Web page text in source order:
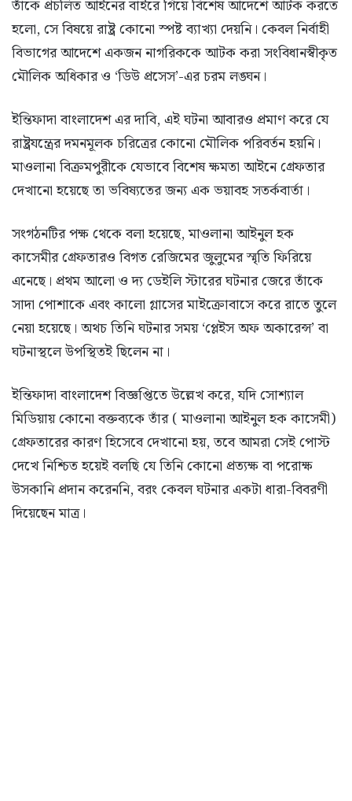
তাঁকে প্রচলিত আইনের বাইরে গিয়ে বিশেষ আদেশে আটক করতে
হলো, সে বিষয়ে রাষ্ট্র কোনো স্পষ্ট ব্যাখ্যা দেয়নি। কেবল নির্বাহী
বিভাগের আদেশে একজন নাগরিককে আটক করা সংবিধানস্বীকৃত
মৌলিক অধিকার ও ‘ডিউ প্রসেস’-এর চরম লঙ্ঘন।
ইন্তিফাদা বাংলাদেশ এর দাবি, এই ঘটনা আবারও প্রমাণ করে যে
রাষ্ট্রযন্ত্রের দমনমূলক চরিত্রের কোনো মৌলিক পরিবর্তন হয়নি।
মাওলানা বিক্রমপুরীকে যেভাবে বিশেষ ক্ষমতা আইনে গ্রেফতার
দেখানো হয়েছে তা ভবিষ্যতের জন্য এক ভয়াবহ সতর্কবার্তা।
সংগঠনটির পক্ষ থেকে বলা হয়েছে, মাওলানা আইনুল হক
কাসেমীর গ্রেফতারও বিগত রেজিমের জুলুমের স্মৃতি ফিরিয়ে
এনেছে। প্রথম আলো ও দ্য ডেইলি স্টারের ঘটনার জেরে তাঁকে
সাদা পোশাকে এবং কালো গ্লাসের মাইক্রোবাসে করে রাতে তুলে
নেয়া হয়েছে। অথচ তিনি ঘটনার সময় ‘প্লেইস অফ অকারেন্স’ বা
ঘটনাস্থলে উপস্থিতই ছিলেন না।
ইন্তিফাদা বাংলাদেশ বিজ্ঞপ্তিতে উল্লেখ করে, যদি সোশ্যাল
মিডিয়ায় কোনো বক্তব্যকে তাঁর ( মাওলানা আইনুল হক কাসেমী)
গ্রেফতারের কারণ হিসেবে দেখানো হয়, তবে আমরা সেই পোস্ট
দেখে নিশ্চিত হয়েই বলছি যে তিনি কোনো প্রত্যক্ষ বা পরোক্ষ
উসকানি প্রদান করেননি, বরং কেবল ঘটনার একটা ধারা-বিবরণী
দিয়েছেন মাত্র।